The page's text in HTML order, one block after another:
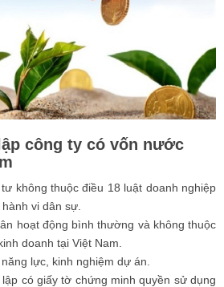
công ty có vốn nước
không thuộc điều 18 luật doanh nghiệp
vi dân sự.
hoạt động bình thường và không thuộc
doanh tại Việt Nam.
lực, kinh nghiệm dự án.
có giấy tờ chứng minh quyền sử dụng